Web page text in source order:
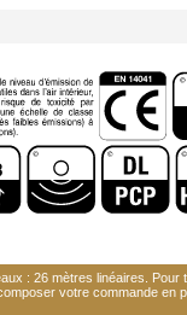
: 26 mètres linéaires.
votre commande en